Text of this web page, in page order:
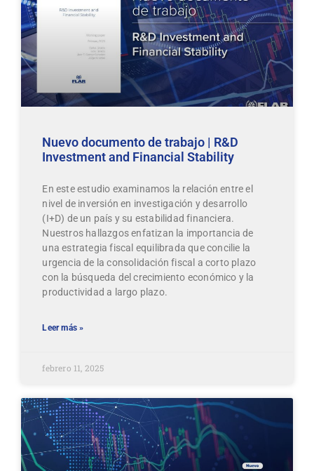
Nuevo documento de trabajo | R&D
Investment and Financial Stability
En este estudio examinamos la relación entre el
nivel de inversión en investigación y desarrollo
(I+D) de un país y su estabilidad financiera.
Nuestros hallazgos enfatizan la importancia de
una estrategia fiscal equilibrada que concilie la
urgencia de la consolidación fiscal a corto plazo
con la búsqueda del crecimiento económico y la
productividad a largo plazo.
Leer más »
febrero 11, 2025